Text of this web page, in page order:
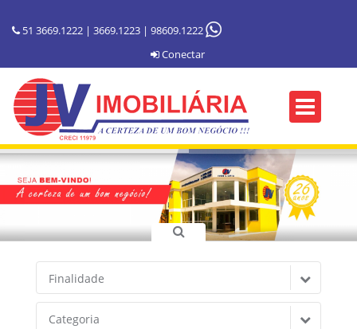
51 3669.1222 | 3669.1223 | 98609.1222
Conectar
Finalidade
Categoria